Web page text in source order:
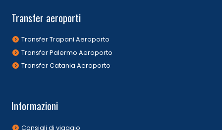
Transfer aeroporti
Transfer Trapani Aeroporto
Transfer Palermo Aeroporto
Transfer Catania Aeroporto
Informazioni
Consigli di viaggio